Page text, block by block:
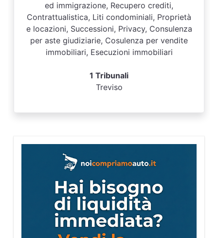
ed immigrazione, Recupero crediti,
Contrattualistica, Liti condominiali, Proprietà
e locazioni, Successioni, Privacy, Consulenza
per aste giudiziarie, Cosulenza per vendite
immobiliari, Esecuzioni immobiliari
1 Tribunali
Treviso